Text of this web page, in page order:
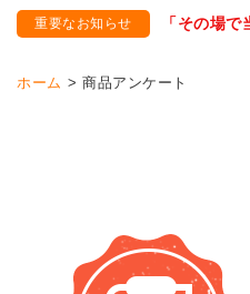
重要なお知らせ
「その場
ホーム 商品アンケート